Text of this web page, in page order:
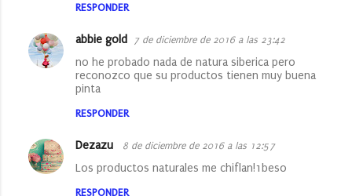
RESPONDER
abbie gold 7 de diciembre de 2016 a las 23:42
no he probado nada de natura siberica pero
reconozco que su productos tienen muy buena
pinta
RESPONDER
Dezazu 8 de diciembre de 2016 a las 12:57
Los productos naturales me chiflan!1beso
RESPONDER